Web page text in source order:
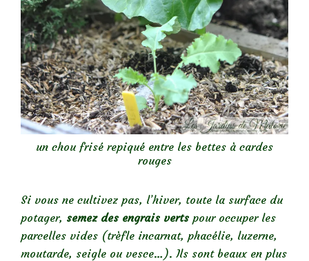
un chou frisé repiqué entre les bettes à cardes
rouges
Si vous ne cultivez pas, l’hiver, toute la surface du
potager, semez des engrais verts pour occuper les
parcelles vides (trèfle incarnat, phacélie, luzerne,
moutarde, seigle ou vesce…). Ils sont beaux en plus